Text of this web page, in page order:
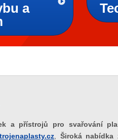
a
a přístrojů pro svařování
Široká nabídka